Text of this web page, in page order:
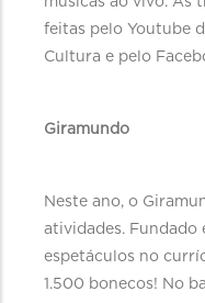
feitas pelo Youtube
Cultura e pelo
Giramundo
Neste ano, o
atividades. Fundado
espetáculos no
1.500 bonecos! No